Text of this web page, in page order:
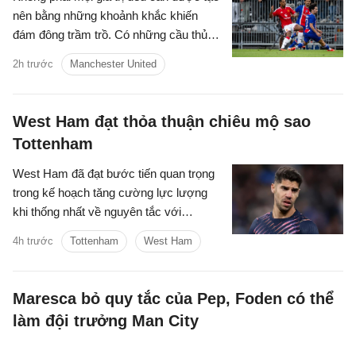
nên bằng những khoảnh khắc khiến
đám đông trầm trồ. Có những cầu thủ
chọn cách lặng lẽ hơn: một nhịp chạm
vừa đủ, một pha xoay người đúng lúc,
Youri Tielemans là kiểu tiền vệ như thế.
2h trước Manchester United
West Ham đạt thỏa thuận chiêu mộ sao
Tottenham
West Ham đã đạt bước tiến quan trọng
trong kế hoạch tăng cường lực lượng
khi thống nhất về nguyên tắc với
Tottenham cho thương vụ Manor
4h trước Tottenham West Ham
Maresca bỏ quy tắc của Pep, Foden có thể
làm đội trưởng Man City